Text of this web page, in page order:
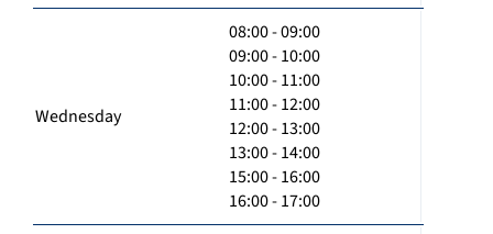
Wednesday
08:00 - 09:00
09:00 - 10:00
10:00 - 11:00
11:00 - 12:00
12:00 - 13:00
13:00 - 14:00
15:00 - 16:00
16:00 - 17:00